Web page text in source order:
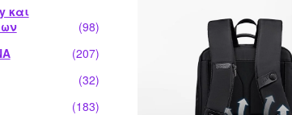
και
(98)
(207)
(32)
(183)